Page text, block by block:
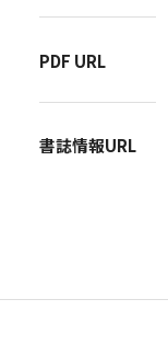
PDF URL
書誌情報URL